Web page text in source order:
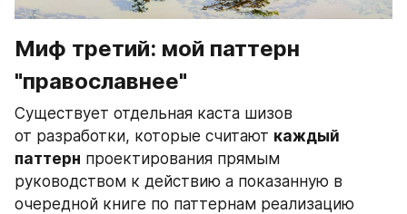
Миф третий: мой паттерн
"православнее"
Существует отдельная каста шизов
от разработки, которые считают каждый
паттерн проектирования прямым
руководством к действию а показанную в
очередной книге по паттернам реализацию